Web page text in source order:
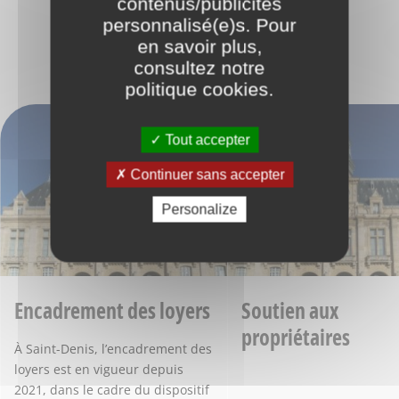
À LIRE AUSSI
Encadrement des loyers
À Saint-Denis, l’encadrement des
loyers est en vigueur depuis
2021, dans le cadre du dispositif
Soutien aux
propriétaires
personnalisé(e)s. Pour
en savoir plus,
consultez notre
politique cookies.
Tout accepter
Continuer sans accepter
Personalize